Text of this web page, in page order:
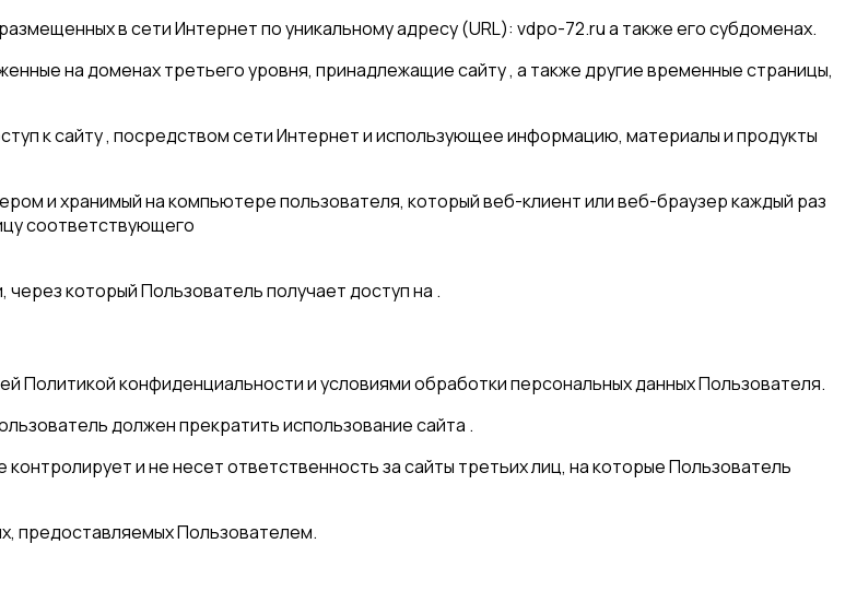
в сети Интернет по уникальному адресу (URL): vdpo-72.ru а также его субдоменах.
на доменах третьего уровня, принадлежащие сайту , а также другие временные страницы,
к сайту , посредством сети Интернет и использующее информацию, материалы и продукты
и хранимый на компьютере пользователя, который веб-клиент или веб-браузер каждый раз
соответствующего
через который Пользователь получает доступ на .
Политикой конфиденциальности и условиями обработки персональных данных Пользователя.
должен прекратить использование сайта .
и не несет ответственность за сайты третьих лиц, на которые Пользователь
предоставляемых Пользователем.